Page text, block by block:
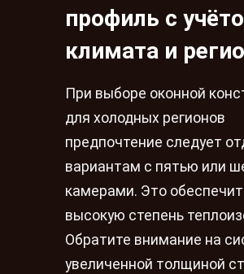
профиль с
климата и
При выборе оконной
для холодных регионов
предпочтение следует
вариантам с пятью или
камерами. Это обеспечит
высокую степень
Обратите внимание на
увеличенной толщиной